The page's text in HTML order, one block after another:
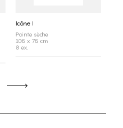
Icône I
Pointe sèche
105 x 75 cm
8 ex.